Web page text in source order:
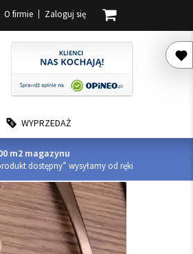
O firmie Zaloguj się
WYPRZEDAŻ
m2 magazynu
dostępny” wysyłamy od ręki